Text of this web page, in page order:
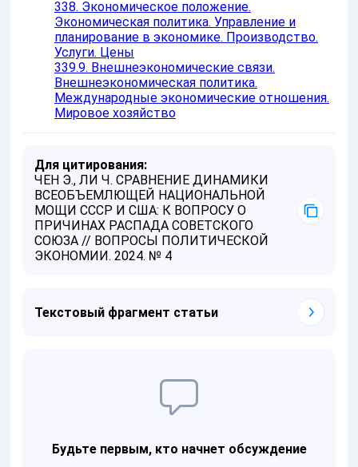
338. Экономическое положение.
Экономическая политика. Управление и
планирование в экономике. Производство.
Услуги. Цены
339.9. Внешнеэкономические связи.
Внешнеэкономическая политика.
Международные экономические отношения.
Мировое хозяйство
Для цитирования:
ЧЕН Э., ЛИ Ч. СРАВНЕНИЕ ДИНАМИКИ
ВСЕОБЪЕМЛЮЩЕЙ НАЦИОНАЛЬНОЙ
МОЩИ СССР И США: К ВОПРОСУ О
ПРИЧИНАХ РАСПАДА СОВЕТСКОГО
СОЮЗА // ВОПРОСЫ ПОЛИТИЧЕСКОЙ
ЭКОНОМИИ. 2024. № 4
Текстовый фрагмент статьи
Будьте первым, кто начнет обсуждение